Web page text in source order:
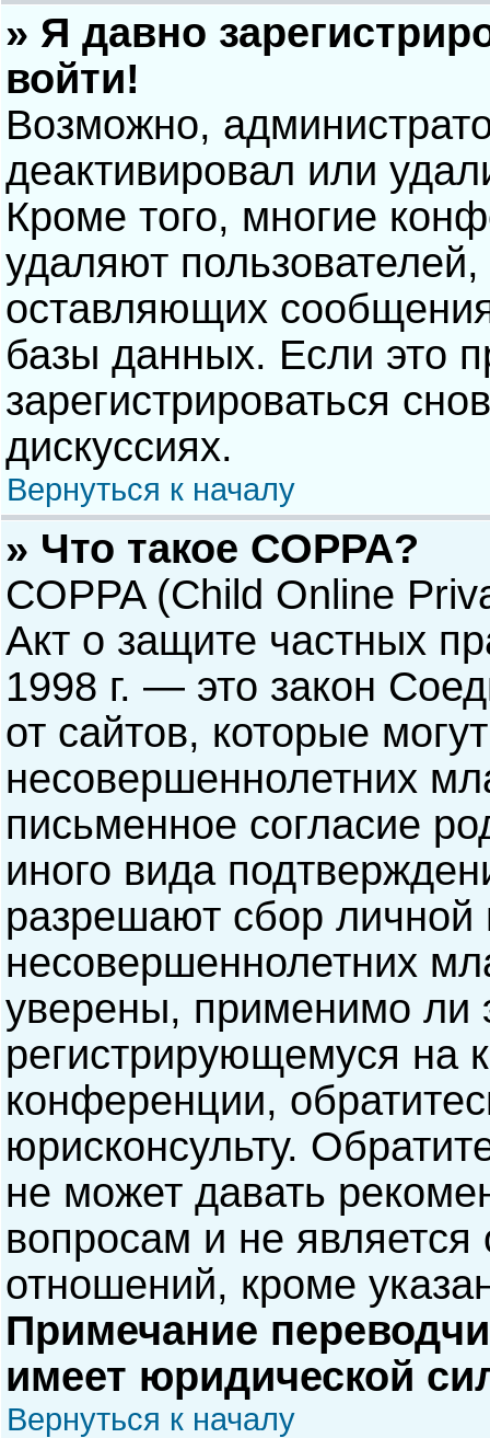
» Я давно
войти!
Возможно,
деактивировал или
Кроме того, многие
удаляют
оставляющих
базы данных. Если это
зарегистрироваться
дискуссиях.
Вернуться к началу
» Что такое COPPA?
COPPA (Child Online
Акт о защите частных
1998 г. — это закон
от сайтов, которые
несовершеннолетних
письменное согласие
иного вида
разрешают сбор
несовершеннолетних
уверены, применимо ли
регистрирующемуся на
конференции,
юрисконсульту.
не может давать
вопросам и не
отношений, кроме
Примечание
имеет юридической
Вернуться к началу